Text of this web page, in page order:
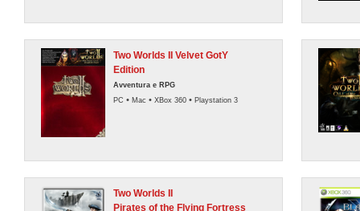
Two Worlds II Velvet GotY
Edition
Avventura e RPG
PC • Mac • XBox 360 • Playstation 3
Two Worlds II
Pirates of the Flying Fortress